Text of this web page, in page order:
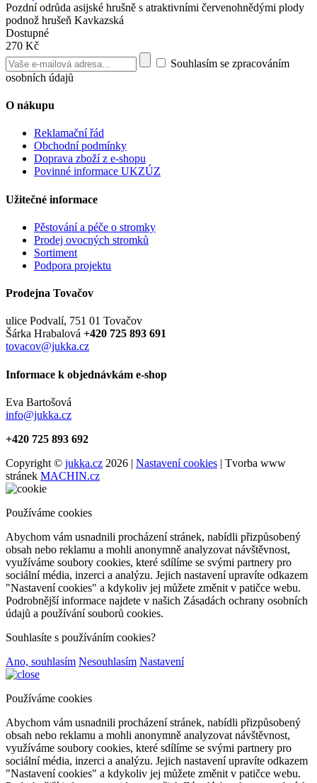
Pozdní odrůda asijské hrušně s atraktivními červenohnědými plody
podnož hrušeň Kavkazská
Dostupné
270 Kč
Souhlasím se zpracováním
osobních údajů
O nákupu
Reklamační řád
Obchodní podmínky
Doprava zboží z e-shopu
Povinné informace UKZÚZ
Užitečné informace
Pěstování a péče o stromky
Prodej ovocných stromků
Sortiment
Podpora projektu
Prodejna Tovačov
ulice Podvalí, 751 01 Tovačov
Šárka Hrabalová +420 725 893 691
tovacov@jukka.cz
Informace k objednávkám e-shop
Eva Bartošová
info@jukka.cz
+420 725 893 692
Copyright © jukka.cz 2026 | Nastavení cookies | Tvorba www
stránek MACHIN.cz
Používáme cookies
Abychom vám usnadnili procházení stránek, nabídli přizpůsobený
obsah nebo reklamu a mohli anonymně analyzovat návštěvnost,
využíváme soubory cookies, které sdílíme se svými partnery pro
sociální média, inzerci a analýzu. Jejich nastavení upravíte odkazem
"Nastavení cookies" a kdykoliv jej můžete změnit v patičce webu.
Podrobnější informace najdete v našich Zásadách ochrany osobních
údajů a používání souborů cookies.
Souhlasíte s používáním cookies?
Ano, souhlasím Nesouhlasím Nastavení
Používáme cookies
Abychom vám usnadnili procházení stránek, nabídli přizpůsobený
obsah nebo reklamu a mohli anonymně analyzovat návštěvnost,
využíváme soubory cookies, které sdílíme se svými partnery pro
sociální média, inzerci a analýzu. Jejich nastavení upravíte odkazem
"Nastavení cookies" a kdykoliv jej můžete změnit v patičce webu.